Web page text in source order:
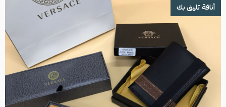
أناقة تليق بك